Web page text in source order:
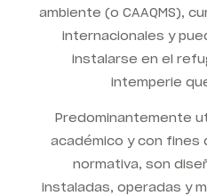
ambiente (o CAAQMS),
internacionales y
instalarse en el
intemperie
Predominantemente
académico y con fines
normativa, son
instaladas, operadas y